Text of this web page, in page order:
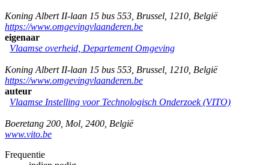
Koning Albert II-laan 15 bus 553 Brussel 1210 België
https://www.omgevingvlaanderen.be
eigenaar
Vlaamse overheid, Departement Omgeving
Koning Albert II-laan 15 bus 553 Brussel 1210 België
https://www.omgevingvlaanderen.be
auteur
Vlaamse Instelling voor Technologisch Onderzoek (VITO)
Boeretang 200 Mol 2400 België
www.vito.be
Frequentie